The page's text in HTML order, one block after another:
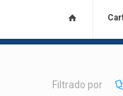
Filtrado por